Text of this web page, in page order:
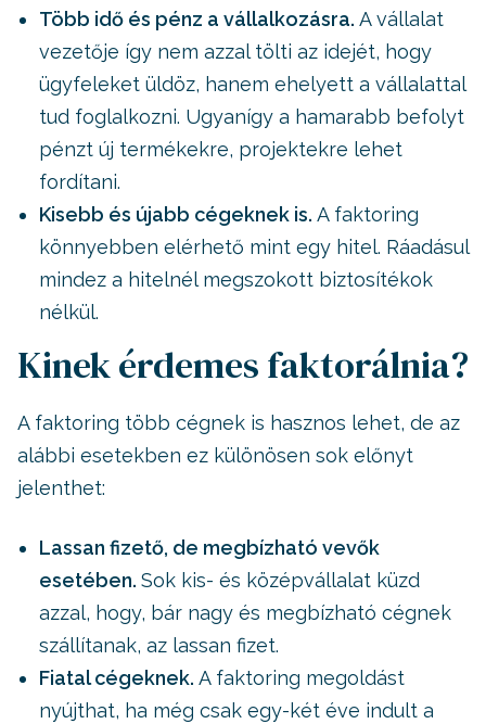
Több idő és pénz a vállalkozásra. A vállalat
vezetője így nem azzal tölti az idejét, hogy
ügyfeleket üldöz, hanem ehelyett a vállalattal
tud foglalkozni. Ugyanígy a hamarabb befolyt
pénzt új termékekre, projektekre lehet
fordítani.
Kisebb és újabb cégeknek is. A faktoring
könnyebben elérhető mint egy hitel. Ráadásul
mindez a hitelnél megszokott biztosítékok
nélkül.
Kinek érdemes faktorálnia?
A faktoring több cégnek is hasznos lehet, de az
alábbi esetekben ez különösen sok előnyt
jelenthet:
Lassan fizető, de megbízható vevők
esetében. Sok kis- és középvállalat küzd
azzal, hogy, bár nagy és megbízható cégnek
szállítanak, az lassan fizet.
Fiatal cégeknek. A faktoring megoldást
nyújthat, ha még csak egy-két éve indult a